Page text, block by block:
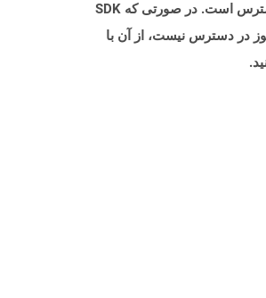
Container در دسترس است. در صورتی که SDK
در دسترس نیست، از آن با